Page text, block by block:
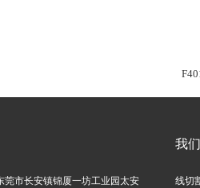
莞市长安镇锦厦一坊工业园太安
我
线切